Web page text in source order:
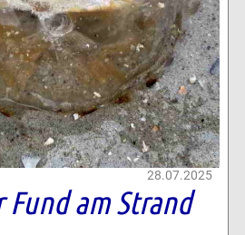
28.07.2025
Fund am Strand